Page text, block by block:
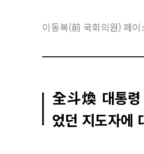
이동복(前 국회의원) 페이
全斗煥 대통령
었던 지도자에